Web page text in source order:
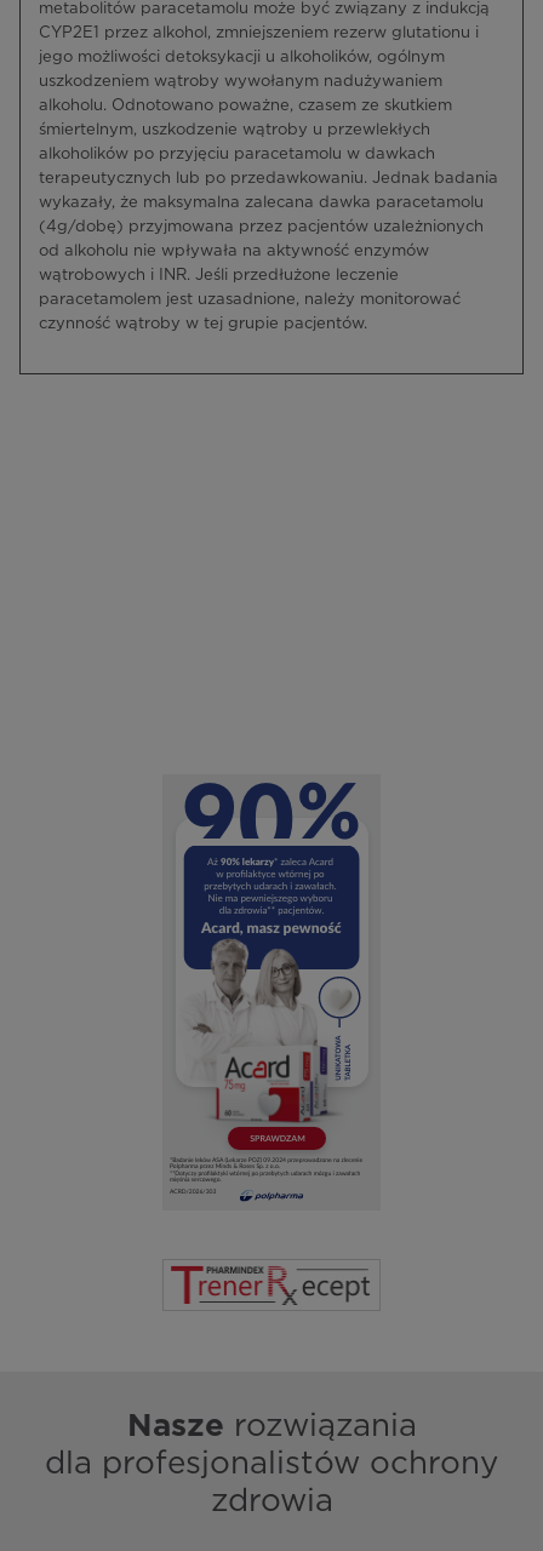
metabolitów paracetamolu może być związany z indukcją
CYP2E1 przez alkohol, zmniejszeniem rezerw glutationu i
jego możliwości detoksykacji u alkoholików, ogólnym
uszkodzeniem wątroby wywołanym nadużywaniem
alkoholu. Odnotowano poważne, czasem ze skutkiem
śmiertelnym, uszkodzenie wątroby u przewlekłych
alkoholików po przyjęciu paracetamolu w dawkach
terapeutycznych lub po przedawkowaniu. Jednak badania
wykazały, że maksymalna zalecana dawka paracetamolu
(4g/dobę) przyjmowana przez pacjentów uzależnionych
od alkoholu nie wpływała na aktywność enzymów
wątrobowych i INR. Jeśli przedłużone leczenie
paracetamolem jest uzasadnione, należy monitorować
czynność wątroby w tej grupie pacjentów.
Nasze rozwiązania
dla profesjonalistów ochrony
zdrowia